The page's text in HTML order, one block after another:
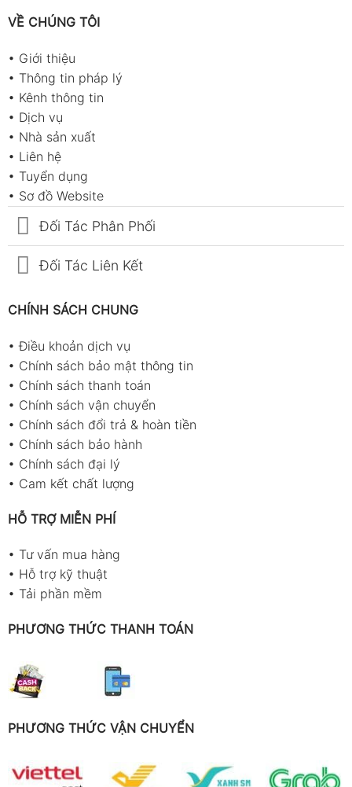
VỀ CHÚNG TÔI
• Giới thiệu
• Thông tin pháp lý
• Kênh thông tin
• Dịch vụ
• Nhà sản xuất
• Liên hệ
• Tuyển dụng
• Sơ đồ Website
Đối Tác Phân Phối
Đối Tác Liên Kết
CHÍNH SÁCH CHUNG
•Điều khoản dịch vụ
• Chính sách bảo mật thông tin
• Chính sách thanh toán
• Chính sách vận chuyển
• Chính sách đổi trả & hoàn tiền
• Chính sách bảo hành
• Chính sách đại lý
• Cam kết chất lượng
HỖ TRỢ MIỄN PHÍ
• Tư vấn mua hàng
• Hỗ trợ kỹ thuật
• Tải phần mềm
PHƯƠNG THỨC THANH TOÁN
PHƯƠNG THỨC VẬN CHUYỂN